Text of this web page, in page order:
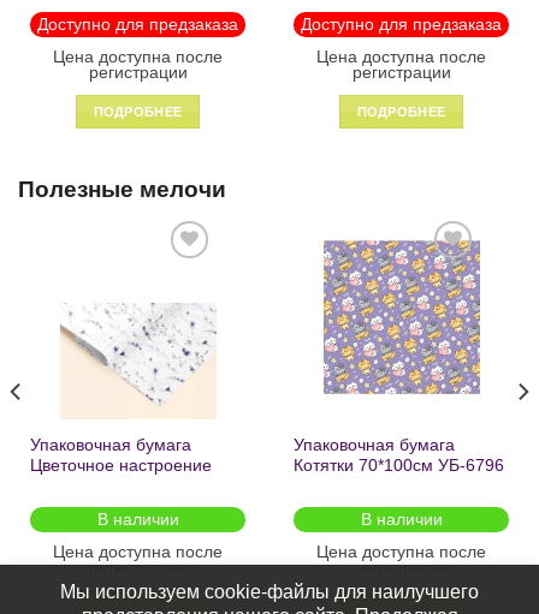
молнии1246
Доступно для предзаказа
Цена доступна после
регистрации
ПОДРОБНЕЕ
пластик на молнии 1215
Доступно для предзаказа
Цена доступна после
регистрации
ПОДРОБНЕЕ
Полезные мелочи
желаний
Упаковочная бумага
Цветочное настроение
2шт/
В наличии
Цена доступна после
регистрации
ПОДРОБНЕЕ
Добавить
в список
желаний
Упаковочная бумага
Котятки 70*100см УБ-6796
В наличии
Цена доступна после
регистрации
ПОДРОБНЕЕ
Мы используем cookie-файлы для наилучшего